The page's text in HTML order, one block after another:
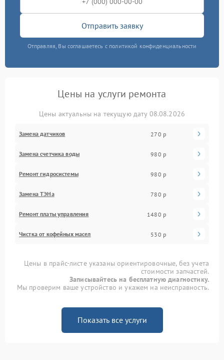
Отправить заявку
Отправляя, Вы соглашаетесь с политикой конфиденциальности
Цены на услуги ремонта
Цены актуальны на текущую дату 08.08.2026
Замена датчиков 270 р
Замена счетчика воды 980 р
Ремонт гидросистемы 980 р
Замена ТЭНа 780 р
Ремонт платы управления 1480 р
Чистка от кофейных масел 530 р
Цены в прайс-листе указаны ориентировочные, без учета
стоимости запчастей.
Записывайтесь на бесплатную диагностику.
Мы проверим ваше устройство и укажем на неисправность.
Показать все услуги